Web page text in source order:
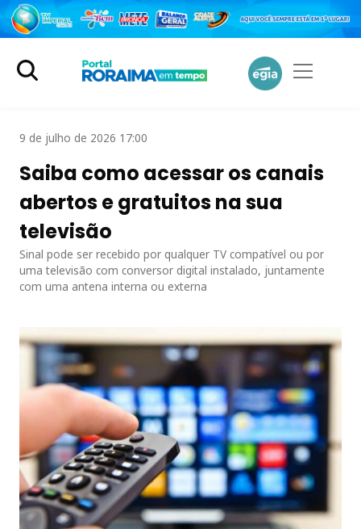
9 de julho de 2026 17:00
Saiba como acessar os canais
abertos e gratuitos na sua
televisão
Sinal pode ser recebido por qualquer TV compatível ou por
uma televisão com conversor digital instalado, juntamente
com uma antena interna ou externa